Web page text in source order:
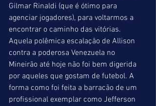
Gilmar Rinaldi (que é ótimo para
agenciar jogadores), para voltarmos a
encontrar o caminho das vitórias.
Aquela polêmica escalação de Allison
contra a poderosa Venezuela no
Mineirão até hoje não foi bem digerida
por aqueles que gostam de futebol. A
forma como foi feita a barracão de um
profissional exemplar como Jefferson